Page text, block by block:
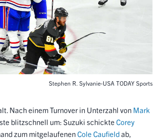
Stephen R. Sylvanie-USA TODAY Sports
Nach einem Turnover in Unterzahl von Mark
blitzschnell um: Suzuki schickte Corey
zum mitgelaufenenCole Caufieldab,